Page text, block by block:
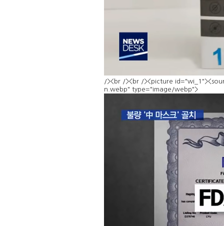
/><br /><br /><picture
n.webp" type="image/webp">